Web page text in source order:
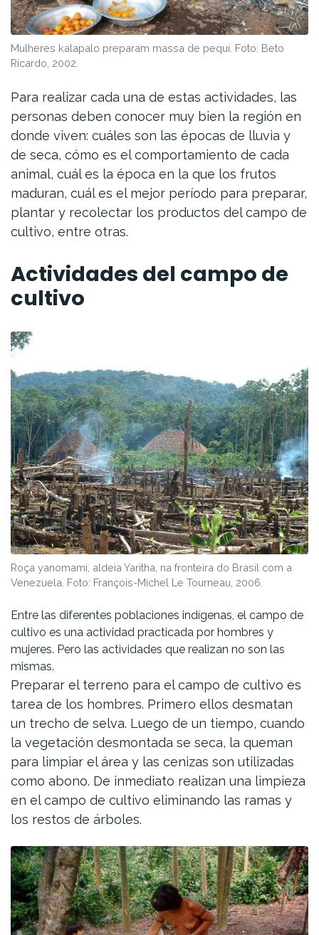
Mulheres kalapalo preparam massa de pequi. Foto: Beto
Ricardo, 2002.
Para realizar cada una de estas actividades, las
personas deben conocer muy bien la región en
donde viven: cuáles son las épocas de lluvia y
de seca, cómo es el comportamiento de cada
animal, cuál es la época en la que los frutos
maduran, cuál es el mejor período para preparar,
plantar y recolectar los productos del campo de
cultivo, entre otras.
Actividades del campo de
cultivo
Roça yanomami, aldeia Yaritha, na fronteira do Brasil com a
Venezuela. Foto: François-Michel Le Tourneau, 2006.
Entre las diferentes poblaciones indígenas, el campo de
cultivo es una actividad practicada por hombres y
mujeres. Pero las actividades que realizan no son las
mismas.
Preparar el terreno para el campo de cultivo es
tarea de los hombres. Primero ellos desmatan
un trecho de selva. Luego de un tiempo, cuando
la vegetación desmontada se seca, la queman
para limpiar el área y las cenizas son utilizadas
como abono. De inmediato realizan una limpieza
en el campo de cultivo eliminando las ramas y
los restos de árboles.